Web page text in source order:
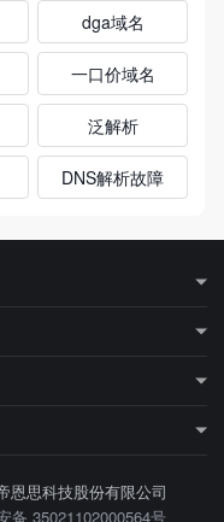
dga域名
一口价域名
泛解析
DNS解析故障
恩思科技股份有限公司
备 35021102000564号